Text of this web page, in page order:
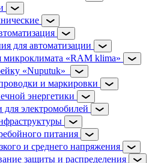
для автоматизации
микроклимата «RAM klima»
«Nuputuk»
и маркировки
энергетики
для электромобилей
питания
и среднего напряжения
защиты и распределения